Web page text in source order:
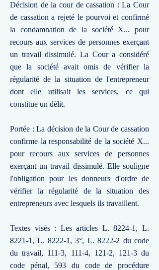
Décision de la cour de cassation : La Cour
de cassation a rejeté le pourvoi et confirmé
la condamnation de la société X... pour
recours aux services de personnes exerçant
un travail dissimulé. La Cour a considéré
que la société avait omis de vérifier la
régularité de la situation de l'entrepreneur
dont elle utilisait les services, ce qui
constitue un délit.
Portée : La décision de la Cour de cassation
confirme la responsabilité de la société X...
pour recours aux services de personnes
exerçant un travail dissimulé. Elle souligne
l'obligation pour les donneurs d'ordre de
vérifier la régularité de la situation des
entrepreneurs avec lesquels ils travaillent.
Textes visés : Les articles L. 8224-1, L.
8221-1, L. 8222-1, 3°, L. 8222-2 du code
du travail, 111-3, 111-4, 121-2, 121-3 du
code pénal, 593 du code de procédure